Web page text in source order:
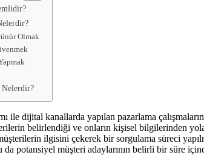
Olmak
ile dijital kanallarda yapılan pazarlama
belirlendiği ve onların kişisel bilgilerinden
ilgisini çekerek bir sorgulama süreci
da potansiyel müşteri adaylarının belirli bir süre